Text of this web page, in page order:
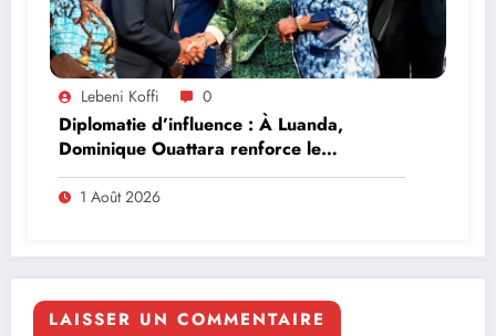
Lebeni Koffi 0
Diplomatie d’influence : À Luanda,
Dominique Ouattara renforce le
leadership solidaire de la Côte d’Ivoire en
Afrique
1 Août 2026
LAISSER UN COMMENTAIRE